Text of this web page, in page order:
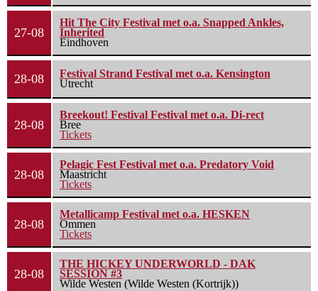
27-08
Hit The City Festival met o.a. Snapped Ankles,
Inherited
Eindhoven
28-08
Festival Strand Festival met o.a. Kensington
Utrecht
28-08
Breekout! Festival Festival met o.a. Di-rect
Bree
Tickets
28-08
Pelagic Fest Festival met o.a. Predatory Void
Maastricht
Tickets
28-08
Metallicamp Festival met o.a. HESKEN
Ommen
Tickets
28-08
THE HICKEY UNDERWORLD - DAK
SESSION #3
Wilde Westen (Wilde Westen (Kortrijk))